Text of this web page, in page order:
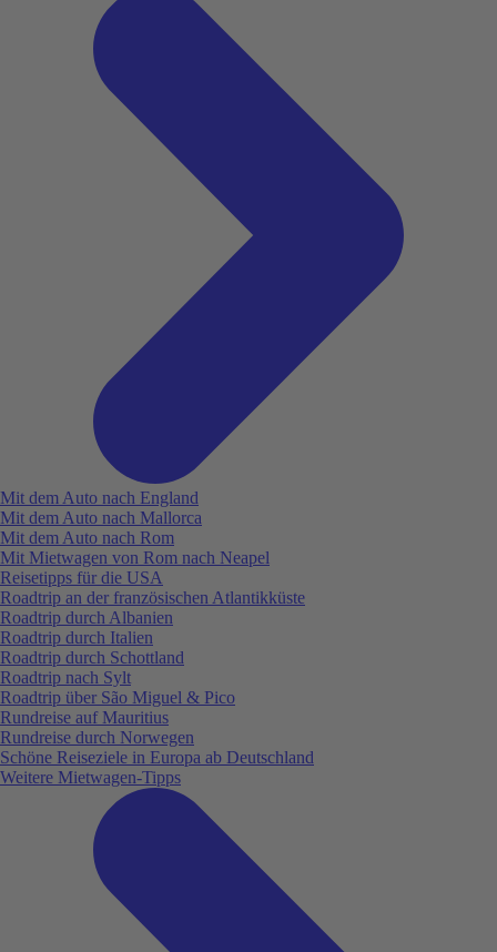
Mit dem Auto nach England
Mit dem Auto nach Mallorca
Mit dem Auto nach Rom
Mit Mietwagen von Rom nach Neapel
Reisetipps für die USA
Roadtrip an der französischen Atlantikküste
Roadtrip durch Albanien
Roadtrip durch Italien
Roadtrip durch Schottland
Roadtrip nach Sylt
Roadtrip über São Miguel & Pico
Rundreise auf Mauritius
Rundreise durch Norwegen
Schöne Reiseziele in Europa ab Deutschland
Weitere Mietwagen-Tipps